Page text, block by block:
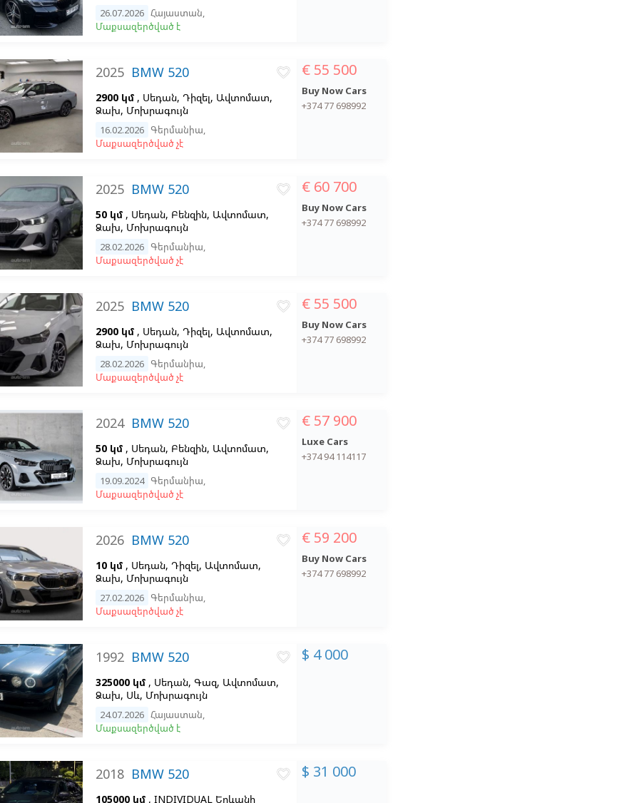
26.07.2026 Հայաստան,
Մաքսազերծված է
2025BMW 520
2900 կմ , Սեդան, Դիզել, Ավտոմատ,
Ձախ, Մոխրագույն
16.02.2026 Գերմանիա,
Մաքսազերծված չէ
favorite_border € 55 500
Buy Now Cars
+374 77 698992
2025BMW 520
50 կմ , Սեդան, Բենզին, Ավտոմատ,
Ձախ, Մոխրագույն
28.02.2026 Գերմանիա,
Մաքսազերծված չէ
favorite_border € 60 700
Buy Now Cars
+374 77 698992
2025BMW 520
2900 կմ , Սեդան, Դիզել, Ավտոմատ,
Ձախ, Մոխրագույն
28.02.2026 Գերմանիա,
Մաքսազերծված չէ
favorite_border € 55 500
Buy Now Cars
+374 77 698992
2024BMW 520
50 կմ , Սեդան, Բենզին, Ավտոմատ,
Ձախ, Մոխրագույն
19.09.2024 Գերմանիա,
Մաքսազերծված չէ
favorite_border € 57 900
Luxe Cars
+374 94 114117
2026BMW 520
10 կմ , Սեդան, Դիզել, Ավտոմատ,
Ձախ, Մոխրագույն
27.02.2026 Գերմանիա,
Մաքսազերծված չէ
favorite_border € 59 200
Buy Now Cars
+374 77 698992
1992BMW 520
325000 կմ , Սեդան, Գազ, Ավտոմատ,
Ձախ, Սև, Մոխրագույն
24.07.2026 Հայաստան,
Մաքսազերծված է
favorite_border $ 4 000
2018BMW 520
105000 կմ , INDIVIDUAL Երևանի
favorite_border $ 31 000